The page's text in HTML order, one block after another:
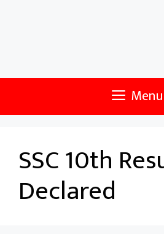
Menu
SSC 10th
Declared